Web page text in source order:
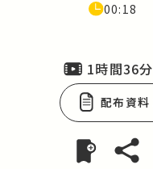
00:18
1時間36分
配布資料